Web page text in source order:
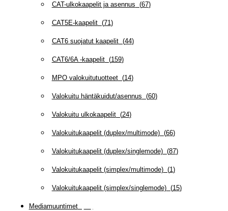
CAT-ulkokaapelit ja asennus (67)
CAT5E-kaapelit(71)
CAT6 suojatut kaapelit(44)
CAT6/6A -kaapelit(159)
MPO valokuitutuotteet(14)
Valokuitu häntäkuidut/asennus (60)
Valokuitu ulkokaapelit(24)
Valokuitukaapelit (duplex/multimode)(66)
Valokuitukaapelit (duplex/singlemode)(87)
Valokuitukaapelit (simplex/multimode)(1)
Valokuitukaapelit (simplex/singlemode)(15)
Mediamuuntimet(